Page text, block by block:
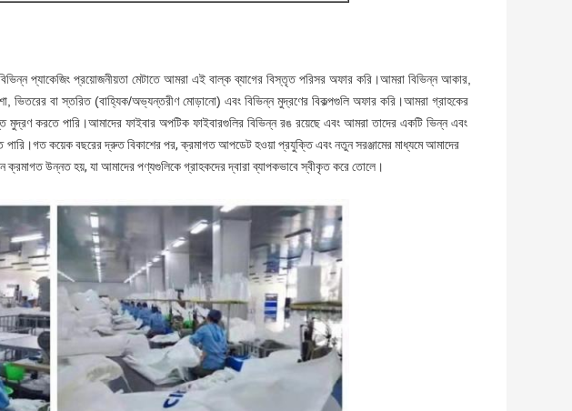
প্যাকেজিং প্রয়োজনীয়তা মেটাতে আমরা এই বাল্ক ব্যাগের বিস্তৃত পরিসর অফার করি।আমরা বিভিন্ন আকার,
ভিতরের বা স্তরিত (বাহ্যিক/অভ্যন্তরীণ মোড়ানো) এবং বিভিন্ন মুদ্রণের বিকল্পগুলি অফার করি।আমরা গ্রাহকের
মুদ্রণ করতে পারি।আমাদের ফাইবার অপটিক ফাইবারগুলির বিভিন্ন রঙ রয়েছে এবং আমরা তাদের একটি ভিন্ন এবং
পারি।গত কয়েক বছরের দ্রুত বিকাশের পর, ক্রমাগত আপডেট হওয়া প্রযুক্তি এবং নতুন সরঞ্জামের মাধ্যমে আমাদের
ক্রমাগত উন্নত হয়, যা আমাদের পণ্যগুলিকে গ্রাহকদের দ্বারা ব্যাপকভাবে স্বীকৃত করে তোলে।